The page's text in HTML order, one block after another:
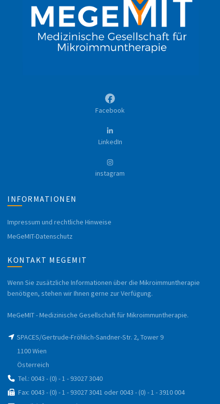
Facebook
LinkedIn
instagram
INFORMATIONEN
Impressum und rechtliche Hinweise
MeGeMIT-Datenschutz
KONTAKT MEGEMIT
Wenn Sie zusätzliche Informationen über die Mikroimmuntherapie
benötigen, stehen wir Ihnen gerne zur Verfügung.
MeGeMIT - Medizinische Gesellschaft für Mikroimmuntherapie.
SPACES/Gertrude-Fröhlich-Sandner-Str. 2, Tower 9
1100 Wien
Österreich
Tel.: 0043 - (0) - 1 - 93027 3040
Fax: 0043 - (0) - 1 - 93027 3041 oder 0043 - (0) - 1 - 3910 004